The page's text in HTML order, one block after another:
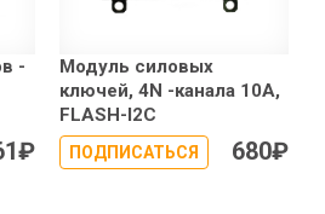
-
₽
Модуль силовых
ключей, 4N -канала 10A,
FLASH-I2C
ПОДПИСАТЬСЯ 680₽